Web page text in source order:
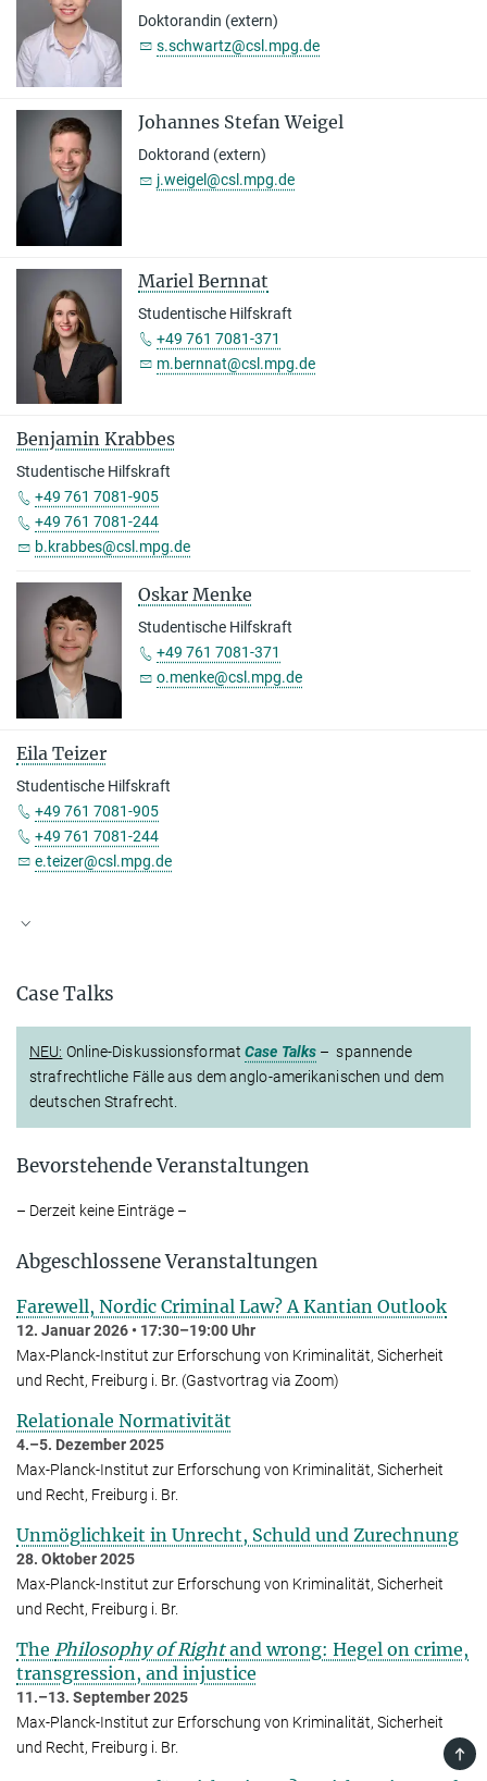
Doktorandin (extern)
s.schwartz@csl.mpg.de
Johannes Stefan Weigel
Doktorand (extern)
j.weigel@csl.mpg.de
Mariel Bernnat
Studentische Hilfskraft
+49 761 7081-371
m.bernnat@csl.mpg.de
Benjamin Krabbes
Studentische Hilfskraft
+49 761 7081-905
+49 761 7081-244
b.krabbes@csl.mpg.de
Oskar Menke
Studentische Hilfskraft
+49 761 7081-371
o.menke@csl.mpg.de
Eila Teizer
Studentische Hilfskraft
+49 761 7081-905
+49 761 7081-244
e.teizer@csl.mpg.de
Case Talks
NEU: Online-DiskussionsformatCase Talks – spannende
strafrechtliche Fälle aus dem ang­lo-amerikanischen und dem
deutschen Strafrecht.
Bevorstehende Veranstaltungen
– Derzeit keine Einträge –
Abgeschlossene Veranstaltungen
Farewell, Nordic Criminal Law? A Kantian Outlook
12. Januar 2026 • 17:30–19:00 Uhr
Max-Planck-Institut zur Erforschung von Kriminalität, Sicherheit
und Recht, Frei­burg i. Br. (Gastvortrag via Zoom)
Relationale Normativität
4.–5. Dezember 2025
Max-Planck-Institut zur Erforschung von Kriminalität, Sicherheit
und Recht, Freiburg i. Br.
Unmöglichkeit in Unrecht, Schuld und Zurechnung
28. Oktober 2025
Max-Planck-Institut zur Erforschung von Kriminalität, Sicherheit
und Recht, Freiburg i. Br.
The Philosophy of Rightand wrong: Hegel on crime,
transgression, and injustice
11.–13. September 2025
Max-Planck-Institut zur Erforschung von Kriminalität, Sicherheit
und Recht, Freiburg i. Br.
TOP